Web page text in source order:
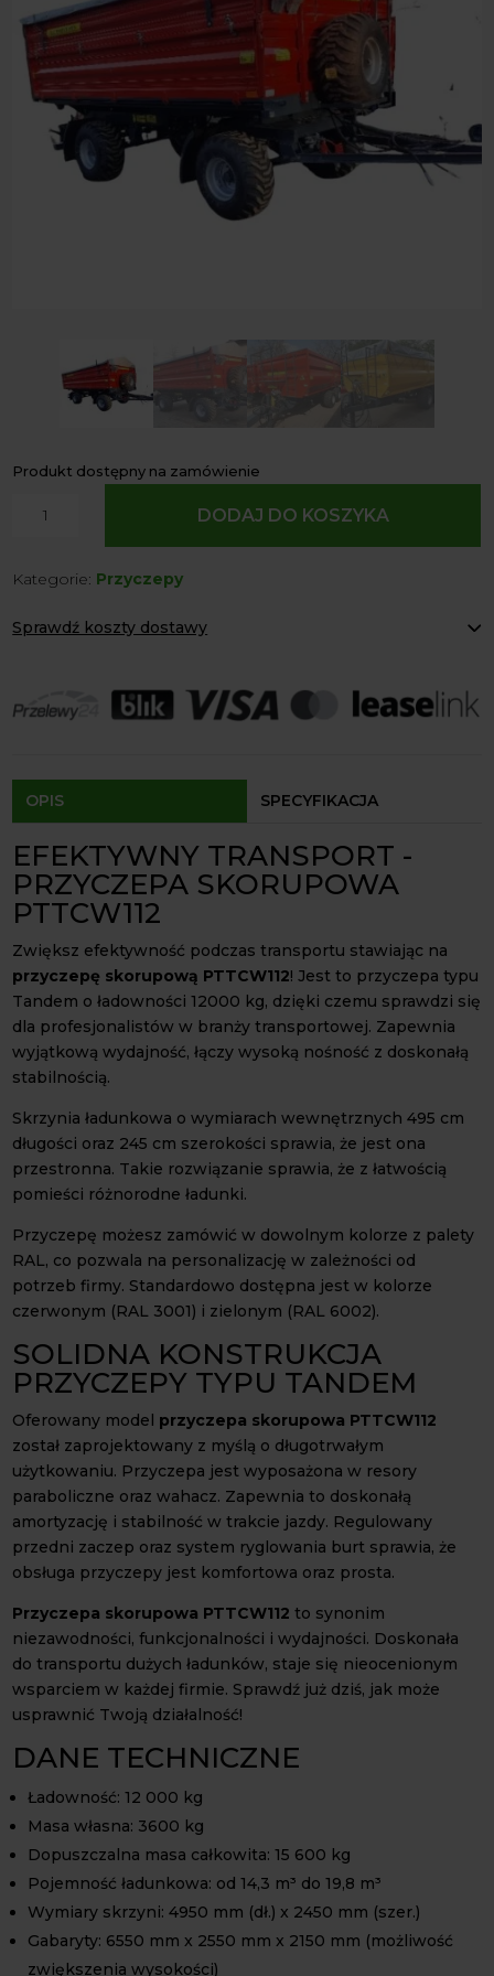
Produkt dostępny na zamówienie
PTTCW112
T
DODAJ DO KOSZYKA
Kategorie: Przyczepy
Sprawdź koszty dostawy
Agrol transport: 200 zł
Agrol transport gabaryty: ustalane indywidualnie
Dostępność form dostawy i ceny uzależniona od produktu.
OPIS SPECYFIKACJA
EFEKTYWNY TRANSPORT -
PRZYCZEPA SKORUPOWA
PTTCW112
Zwiększ efektywność podczas transportu stawiając na
przyczepę skorupową PTTCW112! Jest to przyczepa typu
Tandem o ładowności 12000 kg, dzięki czemu sprawdzi się
dla profesjonalistów w branży transportowej. Zapewnia
wyjątkową wydajność, łączy wysoką nośność z doskonałą
stabilnością.
Skrzynia ładunkowa o wymiarach wewnętrznych 495 cm
długości oraz 245 cm szerokości sprawia, że jest ona
przestronna. Takie rozwiązanie sprawia, że z łatwością
pomieści różnorodne ładunki.
Przyczepę możesz zamówić w dowolnym kolorze z palety
RAL, co pozwala na personalizację w zależności od
potrzeb firmy. Standardowo dostępna jest w kolorze
czerwonym (RAL 3001) i zielonym (RAL 6002).
SOLIDNA KONSTRUKCJA
PRZYCZEPY TYPU TANDEM
Oferowany model przyczepa skorupowa PTTCW112
został zaprojektowany z myślą o długotrwałym
użytkowaniu. Przyczepa jest wyposażona w resory
paraboliczne oraz wahacz. Zapewnia to doskonałą
amortyzację i stabilność w trakcie jazdy. Regulowany
przedni zaczep oraz system ryglowania burt sprawia, że
obsługa przyczepy jest komfortowa oraz prosta.
Przyczepa skorupowa PTTCW112 to synonim
niezawodności, funkcjonalności i wydajności. Doskonała
do transportu dużych ładunków, staje się nieocenionym
wsparciem w każdej firmie. Sprawdź już dziś, jak może
usprawnić Twoją działalność!
DANE TECHNICZNE
Ładowność: 12 000 kg
Masa własna: 3600 kg
Dopuszczalna masa całkowita: 15 600 kg
Pojemność ładunkowa: od 14,3 m³ do 19,8 m³
Wymiary skrzyni: 4950 mm (dł.) x 2450 mm (szer.)
Gabaryty: 6550 mm x 2550 mm x 2150 mm (możliwość
zwiększenia wysokości)